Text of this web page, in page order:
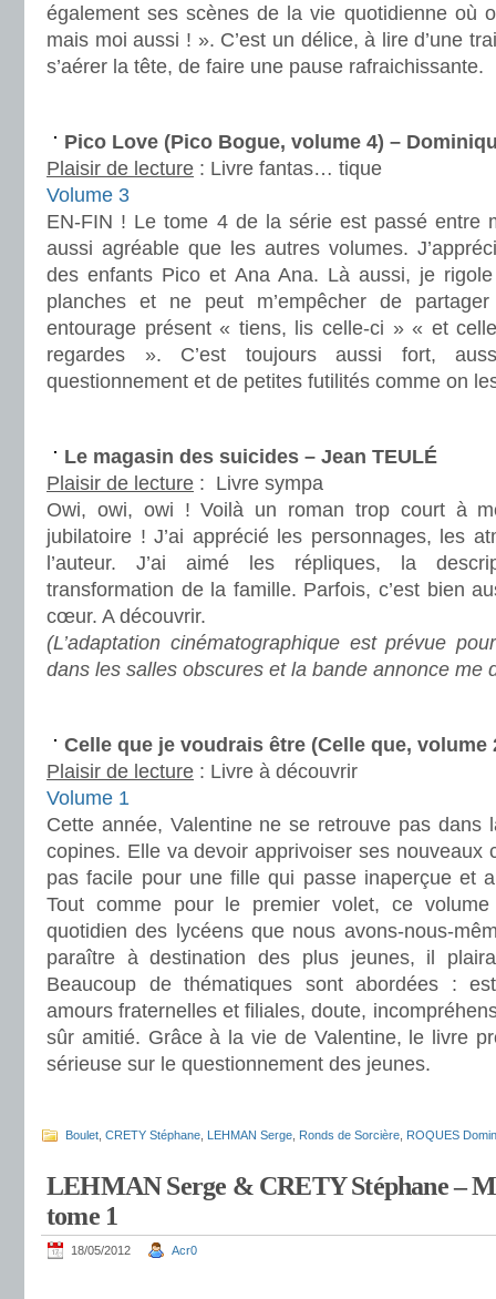
également ses scènes de la vie quotidienne où
mais moi aussi ! ». C’est un délice, à lire d’une
s’aérer la tête, de faire une pause rafraichissante.
Pico Love (Pico Bogue, volume 4) –
Plaisir de lecture : Livre fantas… tique
Volume 3
EN-FIN ! Le tome 4 de la série est passé entre
aussi agréable que les autres volumes.
des enfants Pico et Ana Ana. Là aussi, je
planches et ne peut m’empêcher de
entourage présent « tiens, lis celle-ci » « et
regardes ». C’est toujours aussi fort,
questionnement et de petites futilités comme on
Le magasin des suicides – Jean TEULÉ
Plaisir de lecture : Livre sympa
Owi, owi, owi ! Voilà un roman trop court à
jubilatoire ! J’ai apprécié les personnages, les
l’auteur. J’ai aimé les répliques, la
transformation de la famille. Parfois, c’est bien
cœur. A découvrir.
(L’adaptation cinématographique est prévue
dans les salles obscures et la bande annonce me
Celle que je voudrais être (Celle que, volume
Plaisir de lecture : Livre à découvrir
Volume 1
Cette année, Valentine ne se retrouve pas dans
copines. Elle va devoir apprivoiser ses nouveaux
pas facile pour une fille qui passe inaperçue et
Tout comme pour le premier volet, ce
quotidien des lycéens que nous avons-nous-
paraître à destination des plus jeunes, il
Beaucoup de thématiques sont abordées :
amours fraternelles et filiales, doute,
sûr amitié. Grâce à la vie de Valentine, le livre
sérieuse sur le questionnement des jeunes.
Boulet CRETY Stéphane LEHMAN Serge Ronds de Sorcière ROQUES
LEHMAN Serge & CRETY Stéphane –
tome 1
18/05/2012 Acr0